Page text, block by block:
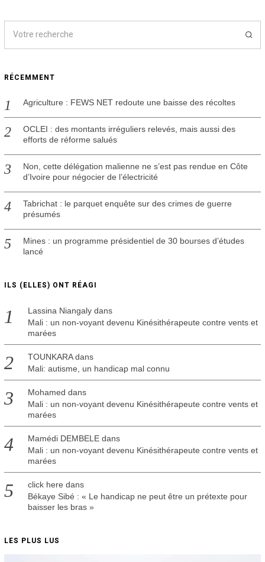
RÉCEMMENT
Agriculture : FEWS NET redoute une baisse des récoltes
OCLEI : des montants irréguliers relevés, mais aussi des
efforts de réforme salués
Non, cette délégation malienne ne s’est pas rendue en Côte
d’Ivoire pour négocier de l’électricité
Tabrichat : le parquet enquête sur des crimes de guerre
présumés
Mines : un programme présidentiel de 30 bourses d’études
lancé
ILS (ELLES) ONT RÉAGI
Lassina Niangalydans
Mali : un non-voyant devenu Kinésithérapeute contre vents et
marées
TOUNKARAdans
Mali: autisme, un handicap mal connu
Mohamed dans
Mali : un non-voyant devenu Kinésithérapeute contre vents et
marées
Mamédi DEMBELEdans
Mali : un non-voyant devenu Kinésithérapeute contre vents et
marées
click here dans
Békaye Sibé : « Le handicap ne peut être un prétexte pour
baisser les bras »
LES PLUS LUS